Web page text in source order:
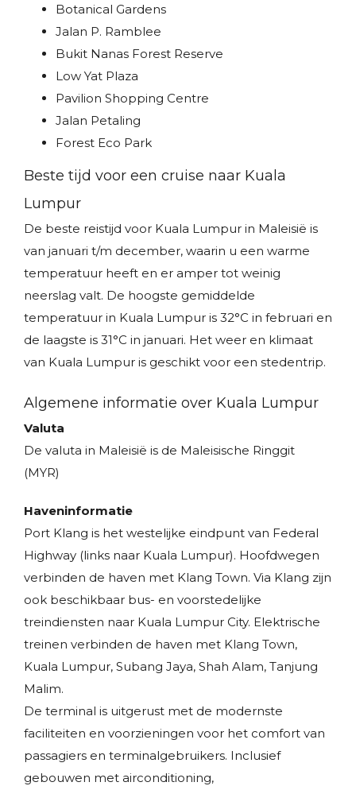
Botanical Gardens
Jalan P. Ramblee
Bukit Nanas Forest Reserve
Low Yat Plaza
Pavilion Shopping Centre
Jalan Petaling
Forest Eco Park
Beste tijd voor een cruise naar Kuala
Lumpur
De beste reistijd voor Kuala Lumpur in Maleisië is
van januari t/m december, waarin u een warme
temperatuur heeft en er amper tot weinig
neerslag valt. De hoogste gemiddelde
temperatuur in Kuala Lumpur is 32°C in februari en
de laagste is 31°C in januari. Het weer en klimaat
van Kuala Lumpur is geschikt voor een stedentrip.
Algemene informatie over Kuala Lumpur
Valuta
De valuta in Maleisië is de Maleisische Ringgit
(MYR)
Haveninformatie
Port Klang is het westelijke eindpunt van Federal
Highway (links naar Kuala Lumpur). Hoofdwegen
verbinden de haven met Klang Town. Via Klang zijn
ook beschikbaar bus- en voorstedelijke
treindiensten naar Kuala Lumpur City. Elektrische
treinen verbinden de haven met Klang Town,
Kuala Lumpur, Subang Jaya, Shah Alam, Tanjung
Malim.
De terminal is uitgerust met de modernste
faciliteiten en voorzieningen voor het comfort van
passagiers en terminalgebruikers. Inclusief
gebouwen met airconditioning,